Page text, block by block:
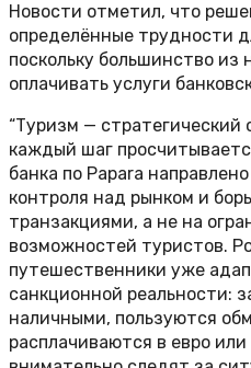
Новости отметил, что
определённые трудности
поскольку большинство из
оплачивать услуги
“Туризм — стратегический
каждый шаг
банка по Papara
контроля над рынком и
транзакциями, а не на
возможностей туристов.
путешественники уже
санкционной реальности:
наличными, пользуются
расплачиваются в евро